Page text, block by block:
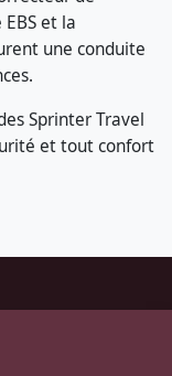
et la
une conduite
Sprinter Travel
et tout confort